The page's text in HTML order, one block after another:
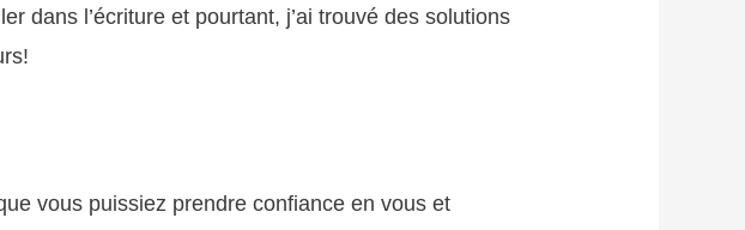
dans l’écriture et pourtant, j’ai trouvé des solutions
vous puissiez prendre confiance en vous et